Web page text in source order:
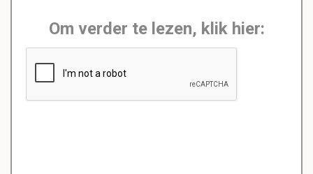
Om verder te lezen, klik hier: